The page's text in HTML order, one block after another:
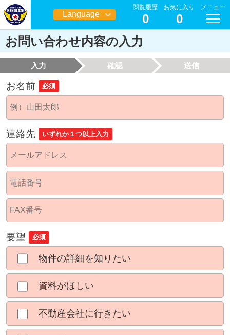
Language
日本語
閲覧履歴
0
お気に入り
0
メニュー
お問い合わせ内容の入力
入力 確認 送信
お名前 必須
連絡先 いずれか１つ以上入力
要望 必須
物件の詳細を知りたい
資料がほしい
不動産会社に行きたい